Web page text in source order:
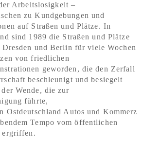
Arbeitslosigkeit –
zu Kundgebungen und
auf Straßen und Plätze. In
sind 1989 die Straßen und Plätze
und Berlin für viele Wochen
von friedlichen
geworden, die den Zerfall
beschleunigt und besiegelt
Wende, die zur
führte,
Ostdeutschland Autos und Kommerz
Tempo vom öffentlichen
ergriffen.